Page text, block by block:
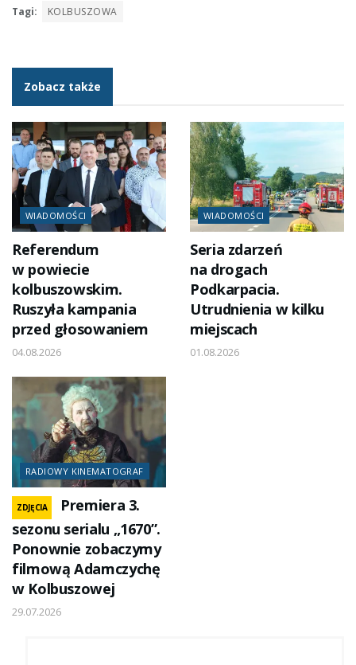
Tagi: KOLBUSZOWA
Zobacz także
WIADOMOŚCI
Referendum
w powiecie
kolbuszowskim.
Ruszyła kampania
przed głosowaniem
04.08.2026
WIADOMOŚCI
Seria zdarzeń
na drogach
Podkarpacia.
Utrudnienia w kilku
miejscach
01.08.2026
RADIOWY KINEMATOGRAF
ZDJĘCIA
Premiera 3.
sezonu serialu „1670”.
Ponownie zobaczymy
filmową Adamczychę
w Kolbuszowej
29.07.2026